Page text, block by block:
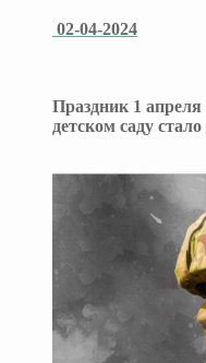
02-04-2024
Праздник 1
детском саду